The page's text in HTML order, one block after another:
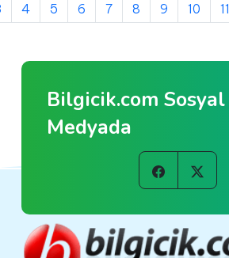
4 5 6 7 8 9 10 11
Bilgicik.com Sosyal
Medyada